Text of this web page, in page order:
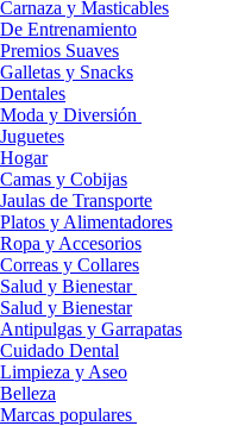
Carnaza y Masticables
De Entrenamiento
Premios Suaves
Galletas y Snacks
Dentales
Moda y Diversión
Juguetes
Hogar
Camas y Cobijas
Jaulas de Transporte
Platos y Alimentadores
Ropa y Accesorios
Correas y Collares
Salud y Bienestar
Salud y Bienestar
Antipulgas y Garrapatas
Cuidado Dental
Limpieza y Aseo
Belleza
Marcas populares